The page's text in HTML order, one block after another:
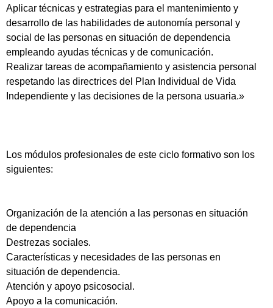
Aplicar técnicas y estrategias para el mantenimiento y
desarrollo de las habilidades de autonomía personal y
social de las personas en situación de dependencia
empleando ayudas técnicas y de comunicación.
Realizar tareas de acompañamiento y asistencia personal
respetando las directrices del Plan Individual de Vida
Independiente y las decisiones de la persona usuaria.»
Los módulos profesionales de este ciclo formativo son los
siguientes:
Organización de la atención a las personas en situación
de dependencia
Destrezas sociales.
Características y necesidades de las personas en
situación de dependencia.
Atención y apoyo psicosocial.
Apoyo a la comunicación.